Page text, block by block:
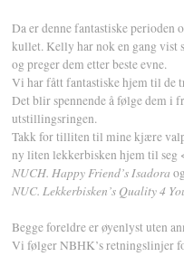
Da er denne fantastiske perioden
kullet. Kelly har nok en gang vist
og preger dem etter beste evne.
Vi har fått fantastiske hjem til de
Det blir spennende å følge dem i
utstillingsringen.
Takk for tilliten til mine kjære
ny liten lekkerbisken hjem til seg
NUCH. Happy Friend’s Isadora og
NUC. Lekkerbisken’s Quality 4
Begge foreldre er øyenlyst uten
Vi følger NBHK’s retningslinjer